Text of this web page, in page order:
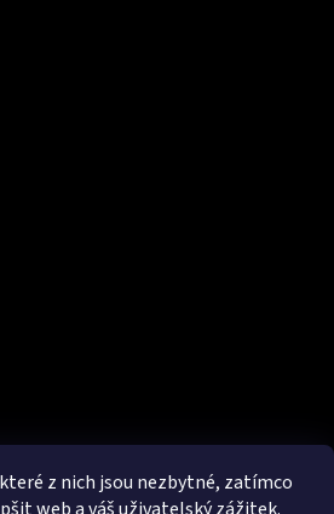
z nich jsou nezbytné, zatímco